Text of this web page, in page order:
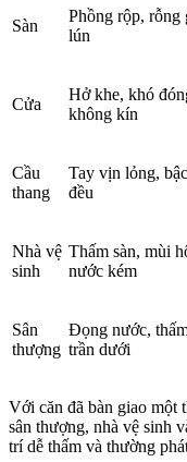
Sàn
Phồng rộp, rỗng
lún
Cửa
Hở khe, khó
không kín
Cầu
thang
Tay vịn lỏng,
đều
Nhà vệ
sinh
Thấm sàn, mùi
nước kém
Sân
thượng
Đọng nước,
trần dưới
Với căn đã bàn giao một
sân thượng, nhà vệ sinh
trí dễ thấm và thường